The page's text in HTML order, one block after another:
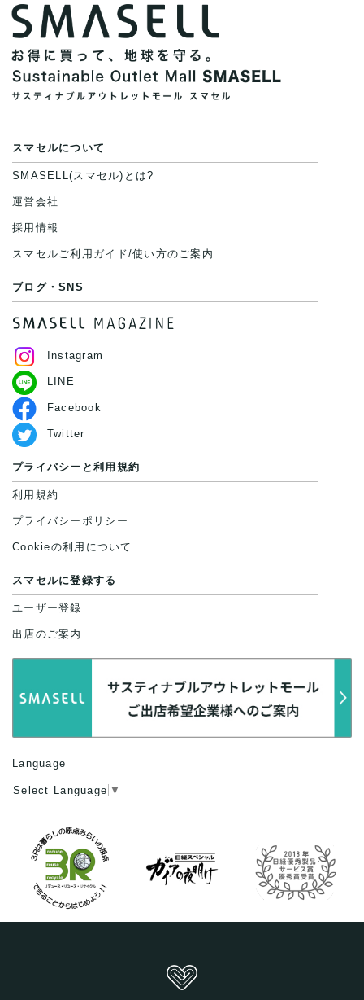
スマセルについて
SMASELL(スマセル)とは?
運営会社
採用情報
スマセルご利用ガイド/使い方のご案内
ブログ・SNS
Instagram
LINE
Facebook
Twitter
プライバシーと利用規約
利用規約
プライバシーポリシー
Cookieの利用について
スマセルに登録する
ユーザー登録
出店のご案内
Language
Select Language ▼